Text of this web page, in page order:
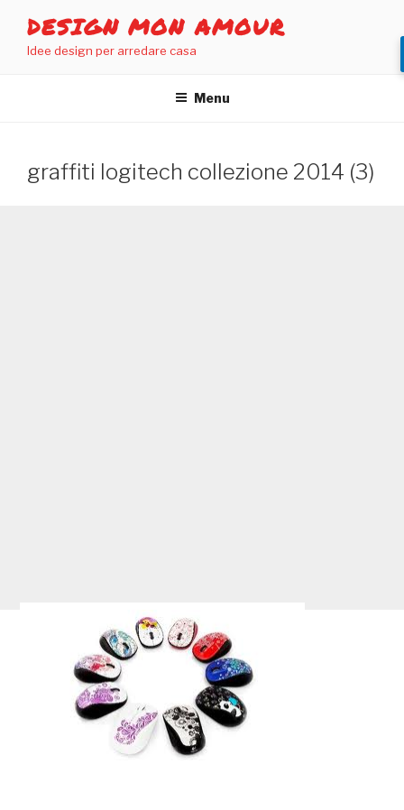
contenuto
DESIGN MON AMOUR
Idee design per arredare casa
Menu
graffiti logitech collezione 2014 (3)